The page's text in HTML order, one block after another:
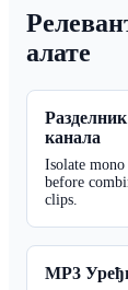
алате
канала
Isolate mono
before
clips.
MP3